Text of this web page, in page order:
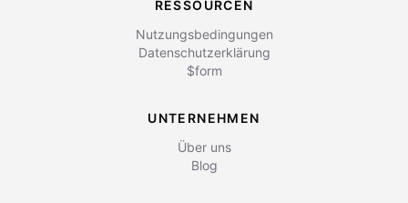
RESSOURCEN
Nutzungsbedingungen
Datenschutzerklärung
$form
UNTERNEHMEN
Über uns
Blog